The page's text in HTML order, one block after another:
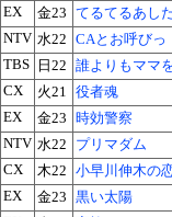
EX 金23
てるてるあし
NTV 水22
CAとお呼びっ
TBS 日22
誰よりもママ
CX 火21
役者魂
EX 金23
時効警察
NTV 水22
プリマダム
CX 木22
小早川伸木の
EX 金23
黒い太陽